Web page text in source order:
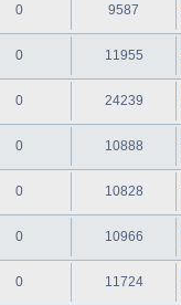
0 9587
0 11955
0 24239
0 10888
0 10828
0 10966
0 11724